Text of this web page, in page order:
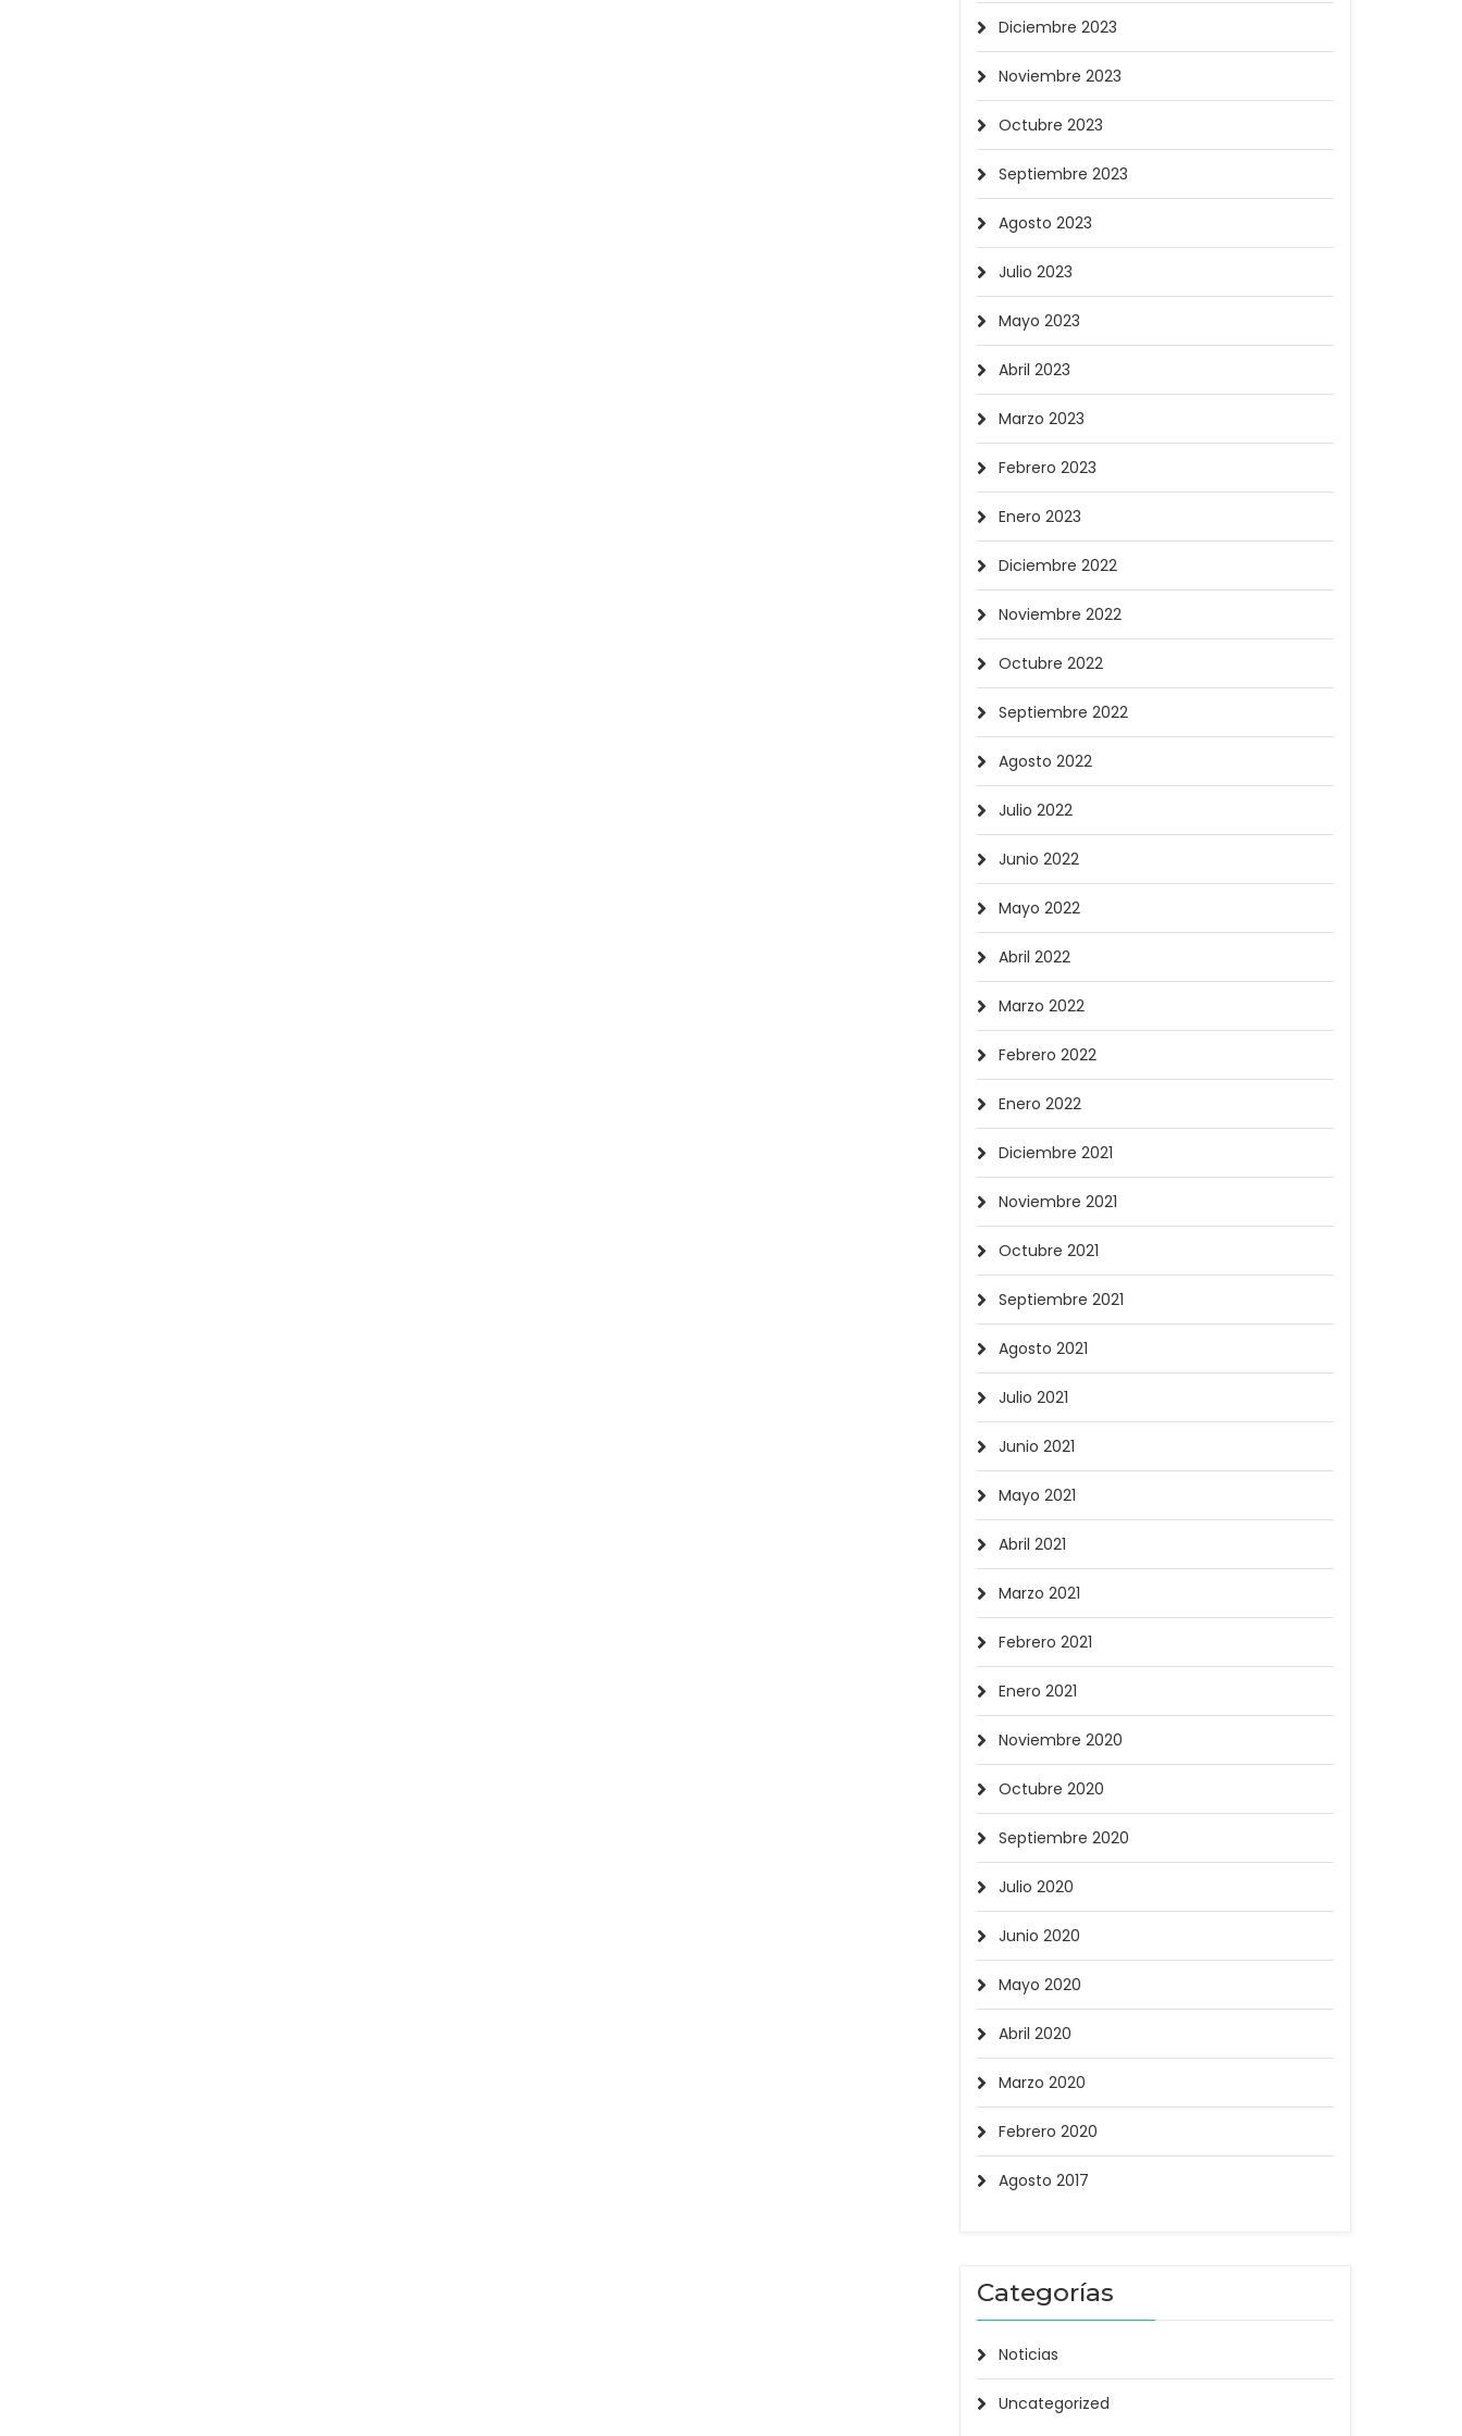
Diciembre 2023
Noviembre 2023
Octubre 2023
Septiembre 2023
Agosto 2023
Julio 2023
Mayo 2023
Abril 2023
Marzo 2023
Febrero 2023
Enero 2023
Diciembre 2022
Noviembre 2022
Octubre 2022
Septiembre 2022
Agosto 2022
Julio 2022
Junio 2022
Mayo 2022
Abril 2022
Marzo 2022
Febrero 2022
Enero 2022
Diciembre 2021
Noviembre 2021
Octubre 2021
Septiembre 2021
Agosto 2021
Julio 2021
Junio 2021
Mayo 2021
Abril 2021
Marzo 2021
Febrero 2021
Enero 2021
Noviembre 2020
Octubre 2020
Septiembre 2020
Julio 2020
Junio 2020
Mayo 2020
Abril 2020
Marzo 2020
Febrero 2020
Agosto 2017
Categorías
Noticias
Uncategorized